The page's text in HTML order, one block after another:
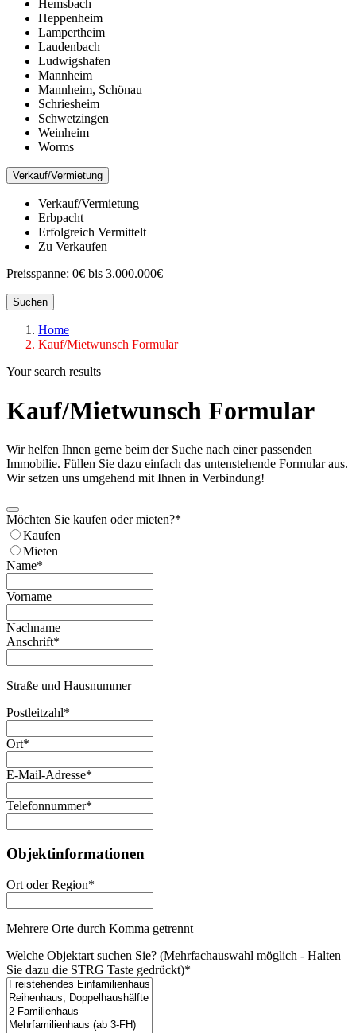
Hemsbach
Heppenheim
Lampertheim
Laudenbach
Ludwigshafen
Mannheim
Mannheim, Schönau
Schriesheim
Schwetzingen
Weinheim
Worms
Verkauf/Vermietung
Verkauf/Vermietung
Erbpacht
Erfolgreich Vermittelt
Zu Verkaufen
Preisspanne: 0€ bis 3.000.000€
Suchen
Home
Kauf/Mietwunsch Formular
Your search results
Kauf/Mietwunsch Formular
Wir helfen Ihnen gerne beim der Suche nach einer passenden
Immobilie. Füllen Sie dazu einfach das untenstehende Formular aus.
Wir setzen uns umgehend mit Ihnen in Verbindung!
Möchten Sie kaufen oder mieten?*
Kaufen
Mieten
Name*
Vorname
Nachname
Anschrift*
Straße und Hausnummer
Postleitzahl*
Ort*
E-Mail-Adresse*
Telefonnummer*
Objektinformationen
Ort oder Region*
Mehrere Orte durch Komma getrennt
Welche Objektart suchen Sie? (Mehrfachauswahl möglich - Halten
Sie dazu die STRG Taste gedrückt)*